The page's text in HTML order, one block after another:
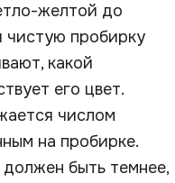
желтой до
чистую пробирку
какой
его цвет.
числом
на пробирке.
быть темнее,